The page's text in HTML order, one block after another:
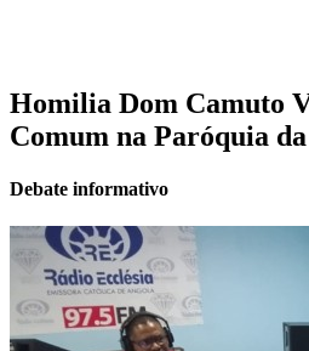
Homilia Dom Camuto
Comum na Paróquia
Debate informativo